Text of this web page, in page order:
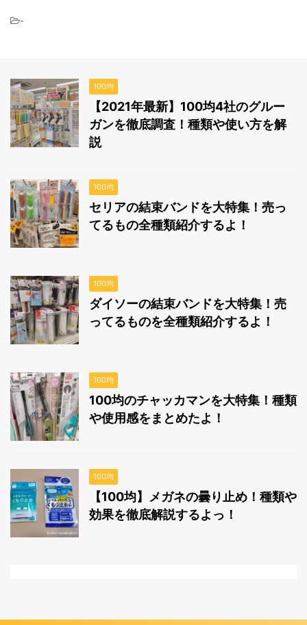
-
100均
【2021年最新】100均4社のグルー
ガンを徹底調査！種類や使い方を解
説
100均
セリアの結束バンドを大特集！売っ
てるもの全種類紹介するよ！
100均
ダイソーの結束バンドを大特集！売
ってるものを全種類紹介するよ！
100均
100均のチャッカマンを大特集！種類
や使用感をまとめたよ！
100均
【100均】メガネの曇り止め！種類や
効果を徹底解説するよっ！